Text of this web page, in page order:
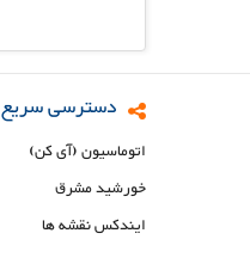
دسترسی سریع
اتوماسیون (آی کن)
خورشید مشرق
ایندکس نقشه ها